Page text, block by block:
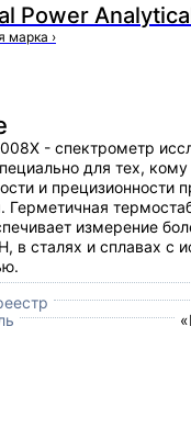
Power
марка ›
- спектрометр
для тех,
и прецизионности
Герметичная
измерение
в сталях и сплавах с